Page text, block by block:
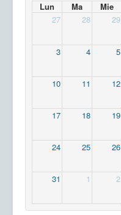
Lun Ma Mie
27
28 29
3 4 5
10 11 12
17 18 19
24 25 26
31 1 2